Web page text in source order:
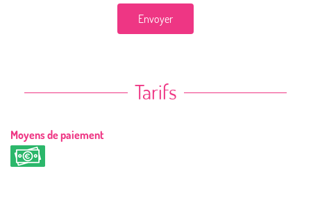
Envoyer
Tarifs
Moyens de paiement